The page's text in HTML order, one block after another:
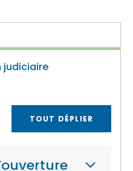
judiciaire
TOUT DÉPLIER